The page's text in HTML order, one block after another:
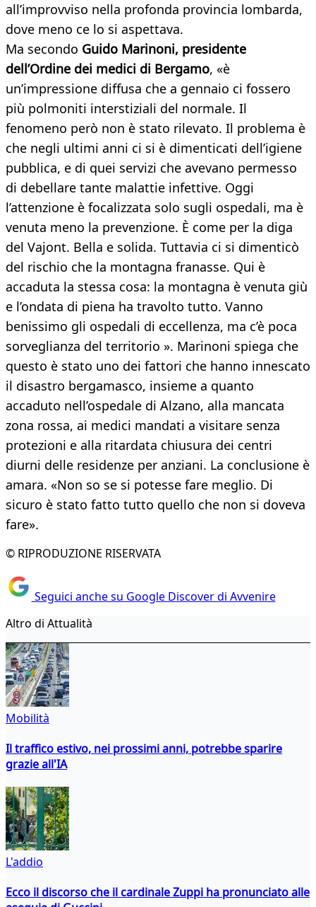
all’improvviso nella profonda provincia lombarda,
dove meno ce lo si aspettava.
Ma secondo Guido Marinoni, presidente
dell’Ordine dei medici di Bergamo, «è
un’impressione diffusa che a gennaio ci fossero
più polmoniti interstiziali del normale. Il
fenomeno però non è stato rilevato. Il problema è
che negli ultimi anni ci si è dimenticati dell’igiene
pubblica, e di quei servizi che avevano permesso
di debellare tante malattie infettive. Oggi
l’attenzione è focalizzata solo sugli ospedali, ma è
venuta meno la prevenzione. È come per la diga
del Vajont. Bella e solida. Tuttavia ci si dimenticò
del rischio che la montagna franasse. Qui è
accaduta la stessa cosa: la montagna è venuta giù
e l’ondata di piena ha travolto tutto. Vanno
benissimo gli ospedali di eccellenza, ma c’è poca
sorveglianza del territorio ». Marinoni spiega che
questo è stato uno dei fattori che hanno innescato
il disastro bergamasco, insieme a quanto
accaduto nell’ospedale di Alzano, alla mancata
zona rossa, ai medici mandati a visitare senza
protezioni e alla ritardata chiusura dei centri
diurni delle residenze per anziani. La conclusione è
amara. «Non so se si potesse fare meglio. Di
sicuro è stato fatto tutto quello che non si doveva
fare».
© RIPRODUZIONE RISERVATA
Seguici anche su Google Discover di Avvenire
Altro di Attualità
Mobilità
Il traffico estivo, nei prossimi anni, potrebbe sparire
grazie all'IA
L'addio
Ecco il discorso che il cardinale Zuppi ha pronunciato alle